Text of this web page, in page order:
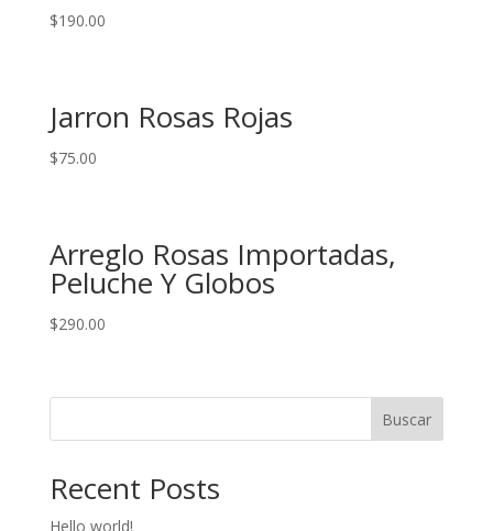
$190.00
Jarron Rosas Rojas
$75.00
Arreglo Rosas Importadas,
Peluche Y Globos
$290.00
Buscar
Recent Posts
Hello world!